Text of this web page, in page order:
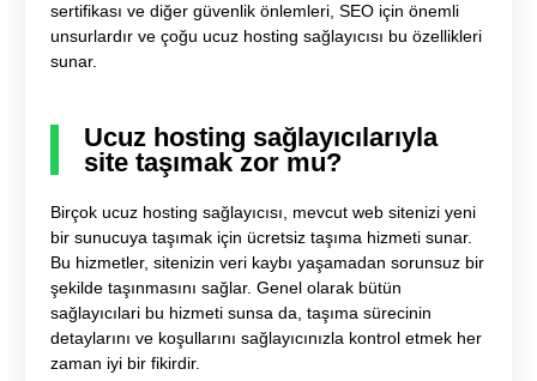
sertifikası ve diğer güvenlik önlemleri, SEO için önemli
unsurlardır ve çoğu ucuz hosting sağlayıcısı bu özellikleri
sunar.
Ucuz hosting sağlayıcılarıyla
site taşımak zor mu?
Birçok ucuz hosting sağlayıcısı, mevcut web sitenizi yeni
bir sunucuya taşımak için ücretsiz taşıma hizmeti sunar.
Bu hizmetler, sitenizin veri kaybı yaşamadan sorunsuz bir
şekilde taşınmasını sağlar. Genel olarak bütün
sağlayıcılari bu hizmeti sunsa da, taşıma sürecinin
detaylarını ve koşullarını sağlayıcınızla kontrol etmek her
zaman iyi bir fikirdir.